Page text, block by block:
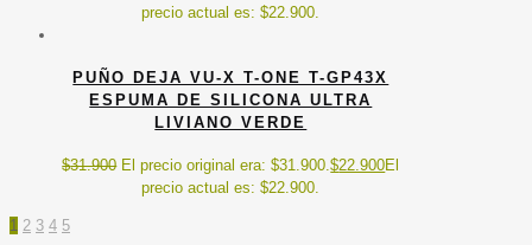
precio actual es: $22.900.
PUÑO DEJA VU-X T-ONE T-GP43X
ESPUMA DE SILICONA ULTRA
LIVIANO VERDE
$31.900 El precio original era: $31.900.$22.900El
precio actual es: $22.900.
1 2 3 4 5